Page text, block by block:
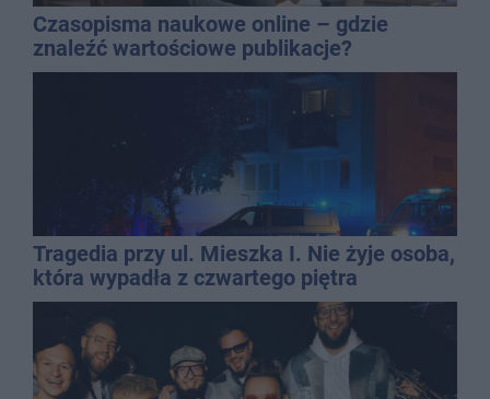
Czasopisma naukowe online – gdzie
znaleźć wartościowe publikacje?
Tragedia przy ul. Mieszka I. Nie żyje osoba,
która wypadła z czwartego piętra